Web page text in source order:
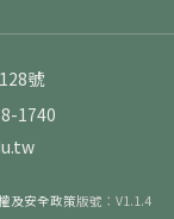
號
1740
及安全政策版號：V1.1.4